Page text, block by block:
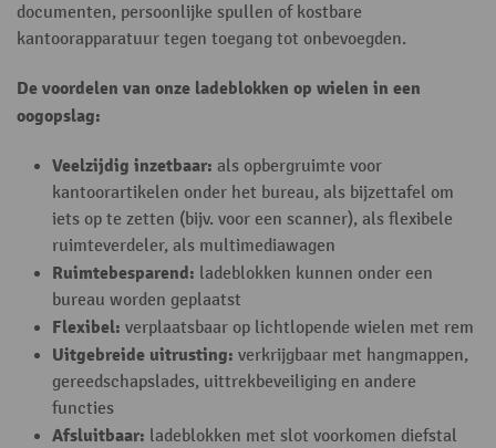
documenten, persoonlijke spullen of kostbare
kantoorapparatuur tegen toegang tot onbevoegden.
De voordelen van onze ladeblokken op wielen in een
oogopslag:
Veelzijdig inzetbaar: als opbergruimte voor
kantoorartikelen onder het bureau, als bijzettafel om
iets op te zetten (bijv. voor een scanner), als flexibele
ruimteverdeler, als multimediawagen
Ruimtebesparend: ladeblokken kunnen onder een
bureau worden geplaatst
Flexibel: verplaatsbaar op lichtlopende wielen met rem
Uitgebreide uitrusting: verkrijgbaar met hangmappen,
gereedschapslades, uittrekbeveiliging en andere
functies
Afsluitbaar: ladeblokken met slot voorkomen diefstal